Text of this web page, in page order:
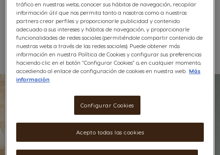
Lista De Deseos
Lista De Deseos
tráfico en nuestras webs, conocer sus hábitos de navegación, recopilar
información útil que nos permita tanto a nosotros como a nuestros
partners crear perfiles y proporcionarle publicidad y contenido
adecuado a sus intereses y hábitos de navegación, y proporcionarle
funcionalidades de redes sociales (permitiéndole compartir contenido de
nuestras webs a través de las redes sociales). Puede obtener más
información en nuestra Política de Cookies y configurar sus preferencias
haciendo clic en el botón “Configurar Cookies” o, en cualquier momento,
accediendo al enlace de configuración de cookies en nuestra web. Más
información
Configurar Cookies
Acepto todas las cookies